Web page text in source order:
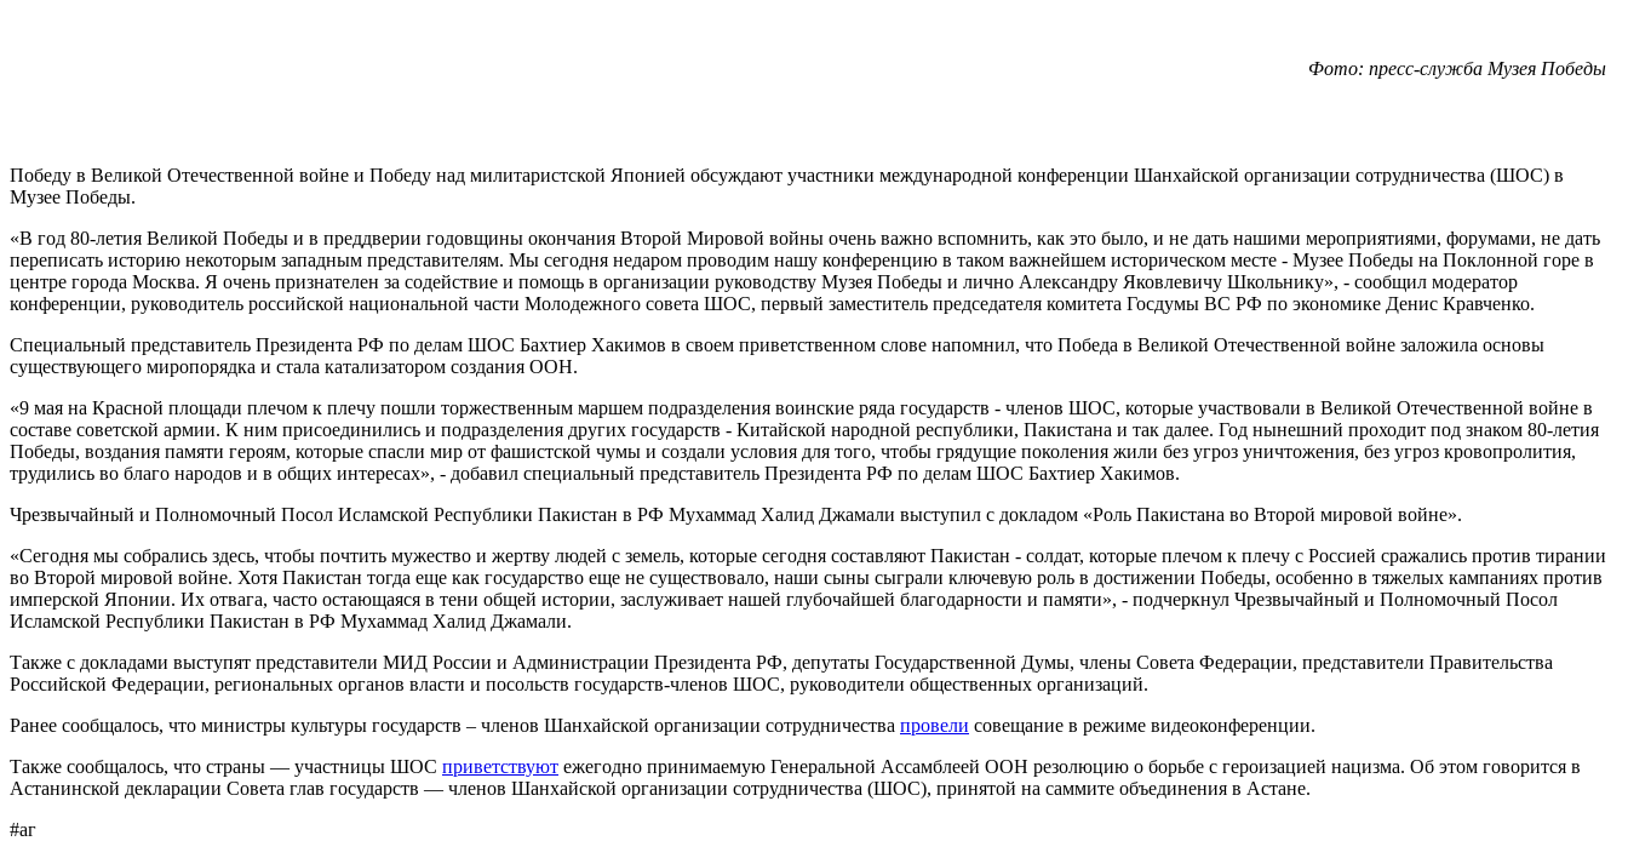
Фото: пресс-служба Музея Победы
Победу в Великой Отечественной войне и Победу над милитаристской Японией обсуждают участники международной конференции Шанхайской организации сотрудничества (ШОС) в
Музее Победы.
«В год 80-летия Великой Победы и в преддверии годовщины окончания Второй Мировой войны очень важно вспомнить, как это было, и не дать нашими мероприятиями, форумами, не дать
переписать историю некоторым западным представителям. Мы сегодня недаром проводим нашу конференцию в таком важнейшем историческом месте - Музее Победы на Поклонной горе в
центре города Москва. Я очень признателен за содействие и помощь в организации руководству Музея Победы и лично Александру Яковлевичу Школьнику», - сообщил модератор
конференции, руководитель российской национальной части Молодежного совета ШОС, первый заместитель председателя комитета Госдумы ВС РФ по экономике Денис Кравченко.
Специальный представитель Президента РФ по делам ШОС Бахтиер Хакимов в своем приветственном слове напомнил, что Победа в Великой Отечественной войне заложила основы
существующего миропорядка и стала катализатором создания ООН.
«9 мая на Красной площади плечом к плечу пошли торжественным маршем подразделения воинские ряда государств - членов ШОС, которые участвовали в Великой Отечественной войне в
составе советской армии. К ним присоединились и подразделения других государств - Китайской народной республики, Пакистана и так далее. Год нынешний проходит под знаком 80-летия
Победы, воздания памяти героям, которые спасли мир от фашистской чумы и создали условия для того, чтобы грядущие поколения жили без угроз уничтожения, без угроз кровопролития,
трудились во благо народов и в общих интересах», - добавил специальный представитель Президента РФ по делам ШОС Бахтиер Хакимов.
Чрезвычайный и Полномочный Посол Исламской Республики Пакистан в РФ Мухаммад Халид Джамали выступил с докладом «Роль Пакистана во Второй мировой войне».
«Сегодня мы собрались здесь, чтобы почтить мужество и жертву людей с земель, которые сегодня составляют Пакистан - солдат, которые плечом к плечу с Россией сражались против тирании
во Второй мировой войне. Хотя Пакистан тогда еще как государство еще не существовало, наши сыны сыграли ключевую роль в достижении Победы, особенно в тяжелых кампаниях против
имперской Японии. Их отвага, часто остающаяся в тени общей истории, заслуживает нашей глубочайшей благодарности и памяти», - подчеркнул Чрезвычайный и Полномочный Посол
Исламской Республики Пакистан в РФ Мухаммад Халид Джамали.
Также с докладами выступят представители МИД России и Администрации Президента РФ, депутаты Государственной Думы, члены Совета Федерации, представители Правительства
Российской Федерации, региональных органов власти и посольств государств-членов ШОС, руководители общественных организаций.
Ранее сообщалось, что министры культуры государств – членов Шанхайской организации сотрудничества провели совещание в режиме видеоконференции.
Также сообщалось, что страны — участницы ШОС приветствуют ежегодно принимаемую Генеральной Ассамблеей ООН резолюцию о борьбе с героизацией нацизма. Об этом говорится в
Астанинской декларации Совета глав государств — членов Шанхайской организации сотрудничества (ШОС), принятой на саммите объединения в Астане.
#аг